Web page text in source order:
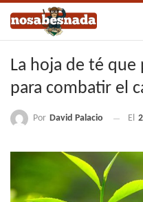
La hoja de té que
para combatir el
Por David Palacio El